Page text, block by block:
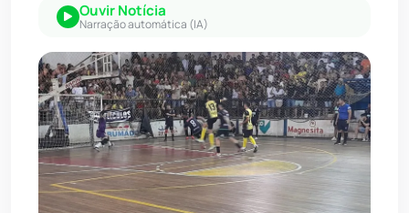
Ouvir Notícia
Narração automática (IA)